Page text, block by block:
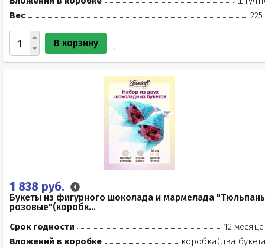
Вес
225
В корзину
1 838 руб.
Букеты из фигурного шоколада и мармелада
розовые"(коробк...
Срок годности
12
Вложений в коробке
коробка(два